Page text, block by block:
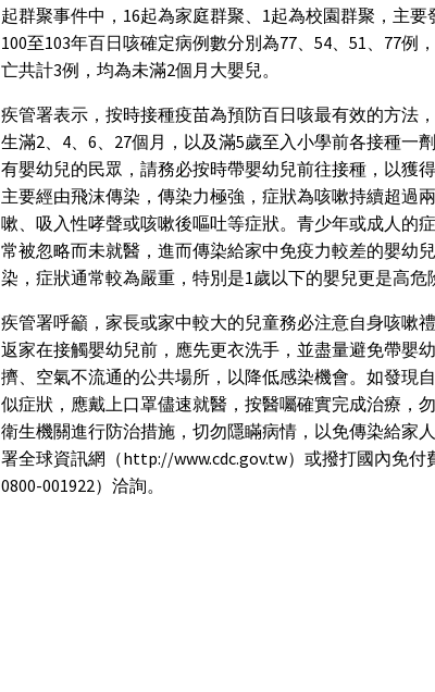
起群聚事件中，16起為家庭群聚、1起為校園群聚，主要
100至103年百日咳確定病例數分別為77、54、51、77例
亡共計3例，均為未滿2個月大嬰兒。
疾管署表示，按時接種疫苗為預防百日咳最有效的方法
生滿2、4、6、27個月，以及滿5歲至入小學前各接種一
有嬰幼兒的民眾，請務必按時帶嬰幼兒前往接種，以獲
主要經由飛沫傳染，傳染力極強，症狀為咳嗽持續超過
嗽、吸入性哮聲或咳嗽後嘔吐等症狀。青少年或成人的
常被忽略而未就醫，進而傳染給家中免疫力較差的嬰幼
染，症狀通常較為嚴重，特別是1歲以下的嬰兒更是高危
疾管署呼籲，家長或家中較大的兒童務必注意自身咳嗽
返家在接觸嬰幼兒前，應先更衣洗手，並盡量避免帶嬰
擠、空氣不流通的公共場所，以降低感染機會。如發現
似症狀，應戴上口罩儘速就醫，按醫囑確實完成治療，
衛生機關進行防治措施，切勿隱瞞病情，以免傳染給家
署全球資訊網（http://www.cdc.gov.tw）或撥打國內免付
0800-001922）洽詢。